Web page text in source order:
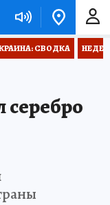
СВОДКА
серебро